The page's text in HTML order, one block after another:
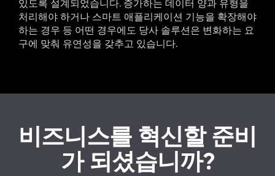
있도록 설계되었습니다. 증가하는 데이터 양과 유형을
처리해야 하거나 스마트 애플리케이션 기능을 확장해야
하는 경우 등 어떤 경우에도 당사 솔루션은 변화하는 요
구에 맞춰 유연성을 갖추고 있습니다.
비즈니스를 혁신할 준비
가 되셨습니까?